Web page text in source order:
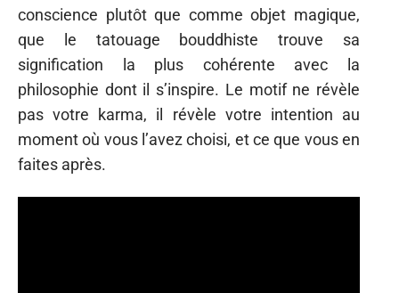
conscience plutôt que comme objet magique,
que le tatouage bouddhiste trouve sa
signification la plus cohérente avec la
philosophie dont il s’inspire. Le motif ne révèle
pas votre karma, il révèle votre intention au
moment où vous l’avez choisi, et ce que vous en
faites après.